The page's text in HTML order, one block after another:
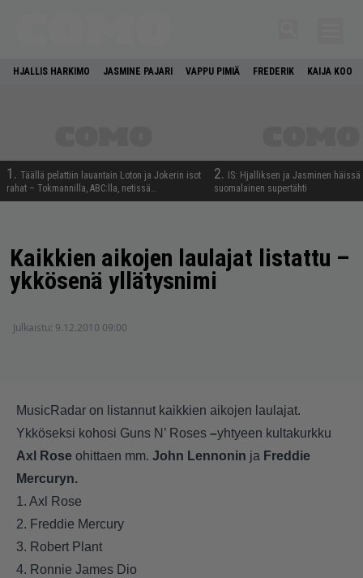
HJALLIS HARKIMO JASMINE PAJARI VAPPU PIMIÄ FREDERIK KAIJA KOO
1. Täällä pelattiin lauantain Loton ja Jokerin isot
rahat – Tokmannilla, ABC:lla, netissä…
2.
IS: Hjalliksen ja Jasminen häissä
suomalainen supertähti
Kaikkien aikojen laulajat listattu –
ykkösenä yllätysnimi
Julkaistu: 9.12.2010 09:00
MusicRadar on listannut kaikkien aikojen laulajat.
Ykköseksi kohosi Guns N’ Roses –yhtyeen kultakurkku
Axl Rose ohittaen mm. John Lennonin ja Freddie
Mercuryn.
1. Axl Rose
2. Freddie Mercury
3. Robert Plant
4. Ronnie James Dio